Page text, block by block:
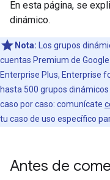
En esta página, se
dinámico.
Nota: Los grupos
cuentas Premium de
Enterprise Plus, Enterprise
hasta 500 grupos
caso por caso: comunícate
tu caso de uso específico
Antes de